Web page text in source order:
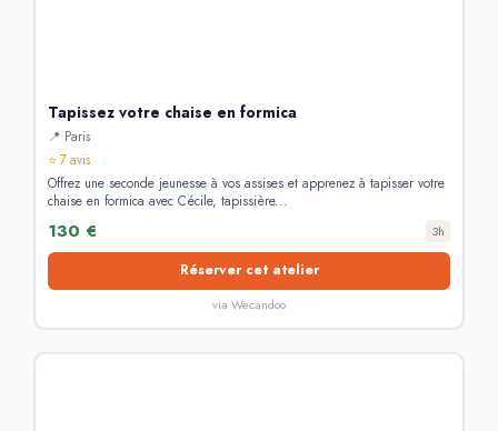
Tapissez votre chaise en formica
📍 Paris
⭐ 7 avis
Offrez une seconde jeunesse à vos assises et apprenez à tapisser votre
chaise en formica avec Cécile, tapissière...
130 € 3h
Réserver cet atelier
via Wecandoo